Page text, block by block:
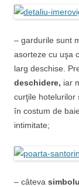
– gardurile sunt
asorteze cu uşa
larg deschise.
deschidere, iar
curţile hotelurilor
în costum de
intimitate;
– câteva